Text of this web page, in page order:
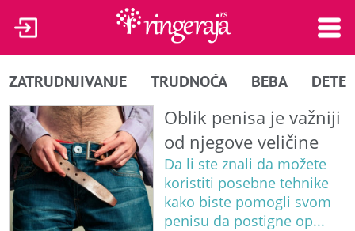
ZATRUDNJIVANJE TRUDNOĆA BEBA DETE
Oblik penisa je važniji
od njegove veličine
Da li ste znali da možete
koristiti posebne tehnike
kako biste pomogli svom
penisu da postigne op...